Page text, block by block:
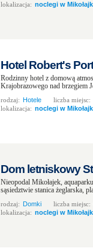
lokalizacja: noclegi w
Hotel Robert's
Rodzinny hotel z domową
Krajobrazowego nad brzegiem
rodzaj: Hotele liczba miejsc:
lokalizacja: noclegi w
Dom letniskowy
Nieopodal Mikołajek,
sąsiedztwie stanica żeglarska,
rodzaj: Domki liczba miejsc:
lokalizacja: noclegi w